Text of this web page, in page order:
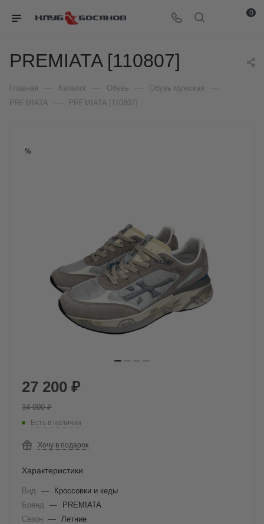
0
PREMIATA [110807]
Главная Каталог Обувь Обувь мужская
PREMIATA PREMIATA [110807]
%
27 200 ₽
34 000₽
Есть в наличии
Хочу в подарок
Характеристики
Вид —
Кроссовки и кеды
Бренд
—
PREMIATA
Сезон
—
Летние